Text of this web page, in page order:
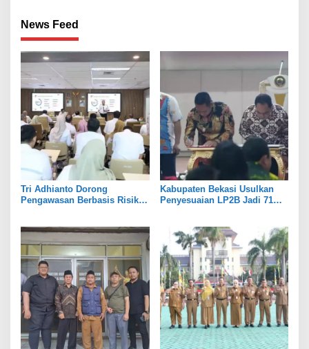
News Feed
Tri Adhianto Dorong
Pengawasan Berbasis Risiko,
Kabupaten Bekasi Usulkan
Penyesuaian LP2B Jadi 71